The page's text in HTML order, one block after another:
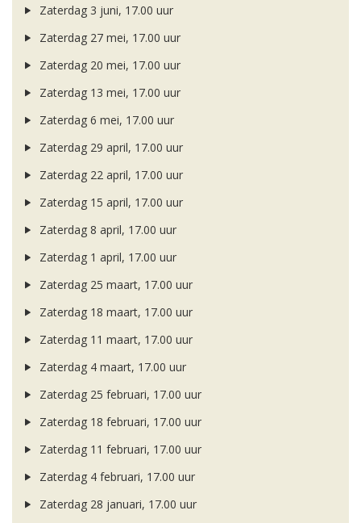
Zaterdag 3 juni, 17.00 uur
Zaterdag 27 mei, 17.00 uur
Zaterdag 20 mei, 17.00 uur
Zaterdag 13 mei, 17.00 uur
Zaterdag 6 mei, 17.00 uur
Zaterdag 29 april, 17.00 uur
Zaterdag 22 april, 17.00 uur
Zaterdag 15 april, 17.00 uur
Zaterdag 8 april, 17.00 uur
Zaterdag 1 april, 17.00 uur
Zaterdag 25 maart, 17.00 uur
Zaterdag 18 maart, 17.00 uur
Zaterdag 11 maart, 17.00 uur
Zaterdag 4 maart, 17.00 uur
Zaterdag 25 februari, 17.00 uur
Zaterdag 18 februari, 17.00 uur
Zaterdag 11 februari, 17.00 uur
Zaterdag 4 februari, 17.00 uur
Zaterdag 28 januari, 17.00 uur